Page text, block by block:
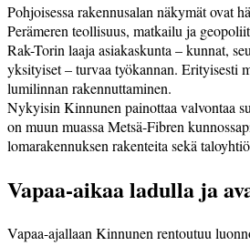
Pohjoisessa rakennusalan näkymät ovat
Perämeren teollisuus, matkailu ja
Rak-Torin laaja asiakaskunta – kunnat,
yksityiset – turvaa työkannan. Erityisesti
lumilinnan rakennuttaminen.
Nykyisin Kinnunen painottaa valvontaa
on muun muassa Metsä-Fibren
lomarakennuksen rakenteita sekä
Vapaa-aikaa ladulla ja
Vapaa-ajallaan Kinnunen rentoutuu